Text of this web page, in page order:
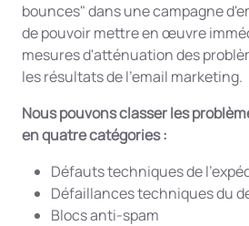
bounces" dans une campagne
de pouvoir mettre en œuvre
mesures d'atténuation des
les résultats de l'email marketing.
Nous pouvons classer les
en quatre catégories :
Défauts techniques de
Défaillances techniques du
Blocs anti-spam